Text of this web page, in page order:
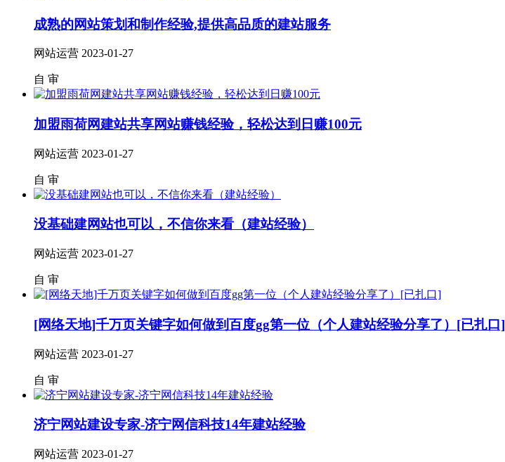
成熟的网站策划和制作经验,提供高品质的建站服务
网站运营 2023-01-27
自 审
加盟雨荷网建站共享网站赚钱经验，轻松达到日赚100元
网站运营 2023-01-27
自 审
没基础建网站也可以，不信你来看（建站经验）
网站运营 2023-01-27
自 审
[网络天地]千万页关键字如何做到百度gg第一位（个人建站经验分享了）[已扎口]
网站运营 2023-01-27
自 审
济宁网站建设专家-济宁网信科技14年建站经验
网站运营 2023-01-27